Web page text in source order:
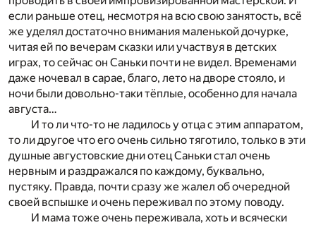
если раньше отец, несмотря на всю свою занятость, всё
же уделял достаточно внимания маленькой дочурке,
читая ей по вечерам сказки или участвуя в детских
играх, то сейчас он Саньки почти не видел. Временами
даже ночевал в сарае, благо, лето на дворе стояло, и
ночи были довольно-таки тёплые, особенно для начала
августа…
И то ли что-то не ладилось у отца с этим аппаратом,
то ли другое что его очень сильно тяготило, только в эти
душные августовские дни отец Саньки стал очень
нервным и раздражался по каждому, буквально,
пустяку. Правда, почти сразу же жалел об очередной
своей вспышке и очень переживал по этому поводу.
И мама тоже очень переживала, хоть и всячески